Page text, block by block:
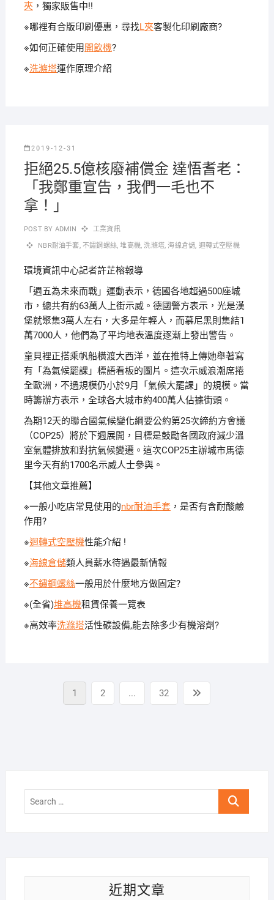
夾，獨家販售中!!
※哪裡有合版印刷優惠，尋找L夾客製化印刷廠商?
※如何正確使用 開飲機?
※洗滌塔運作原理介紹
2019-12-31
拒絕25.5億核廢補償金 達悟耆老：
「我鄭重宣告，我們一毛也不
拿！」
POST BY ADMIN 工業資訊
NBR耐油手套, 不鏽鋼螺絲,堆高機,洗滌塔, 海線倉儲, 迴轉式空壓機
環境資訊中心記者許芷榕報導
「週五為未來而戰」運動表示，德國各地超過500座城
市，總共有約63萬人上街示威。 德國警方表示，光是漢
堡就聚集3萬人左右，大多是年輕人，而慕尼黑則集結1
萬7000人，他們為了平均地表溫度逐漸上發出警告。
童貝裡正搭乘帆船橫渡大西洋，並在推特上傳她舉著寫
有「為氣候罷課」標語看板的圖片。 這次示威浪潮席捲
全歐洲，不過規模仍小於9月「氣候大罷課」的規模。 當
時籌辦方表示，全球各大城市約400萬人佔據街頭。
為期12天的聯合國氣候變化綱要公約第25次締約方會議
（COP25）將於下週展開，目標是鼓勵各國政府減少溫
室氣體排放和對抗氣候變遷。 這次COP25主辦城市馬德
里今天有約1700名示威人士參與。
【其他文章推薦】
※一般小吃店常見使用的nbr耐油手套，是否有含耐酸鹼
作用?
※迴轉式空壓機性能介紹 !
※海線倉儲類人員薪水待遇最新情報
※不鏽鋼螺絲一般用於什麼地方做固定?
※(全省)堆高機租賃保養一覽表
※高效率洗滌塔活性碳設備,能去除多少有機溶劑?
Page
1 Page
2 ... Page
32
page
Search
近期文章